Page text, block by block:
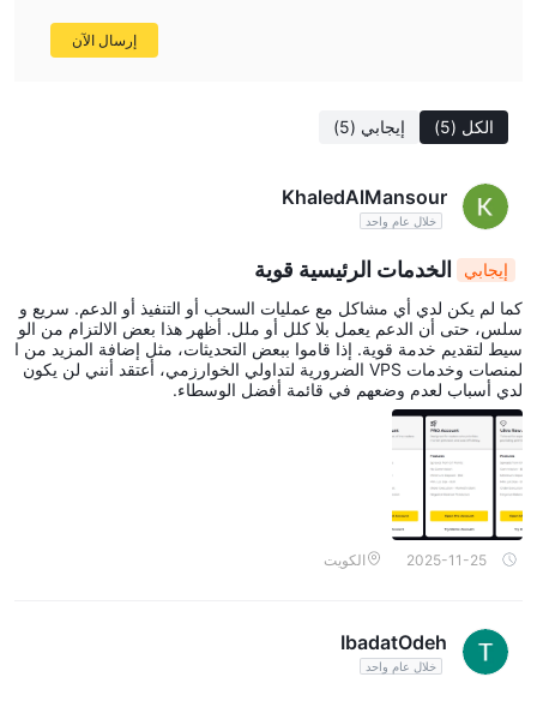
الكل (5) إيجابي (5)
KhaledAlMansour
خلال عام واحد
إيجابي الخدمات الرئيسية قوية
كما لم يكن لدي أي مشاكل مع عمليات السحب أو التنفيذ أو الدعم. سريع و
سلس، حتى أن الدعم يعمل بلا كلل أو ملل. أظهر هذا بعض الالتزام من الو
سيط لتقديم خدمة قوية. إذا قاموا ببعض التحديثات، مثل إضافة المزيد من ا
لمنصات وخدمات VPS الضرورية لتداولي الخوارزمي، أعتقد أنني لن يكون
لدي أسباب لعدم وضعهم في قائمة أفضل الوسطاء.
2025-11-25 الكويت
IbadatOdeh
خلال عام واحد
إرسال الآن